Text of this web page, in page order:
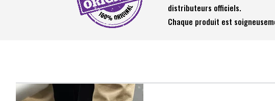
distributeurs officiels.
Chaque produit est